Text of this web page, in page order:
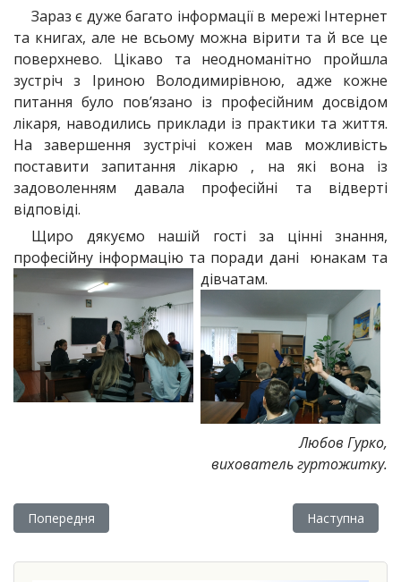
Зараз є дуже багато інформації в мережі Інтернет
та книгах, але не всьому можна вірити та й все це
поверхнево. Цікаво та неодноманітно пройшла
зустріч з Іриною Володимирівною, адже кожне
питання було пов’язано із професійним досвідом
лікаря, наводились приклади із практики та життя.
На завершення зустрічі кожен мав можливість
поставити запитання лікарю , на які вона із
задоволенням давала професійні та відверті
відповіді.
Щиро дякуємо нашій гості за цінні знання,
професійну інформацію та поради дані юнакам та
дівчатам.
Любов Гурко,
вихователь гуртожитку.
Попередня стаття: Актуальні проблеми вищої освіти
Попередня Наступна
Наступна